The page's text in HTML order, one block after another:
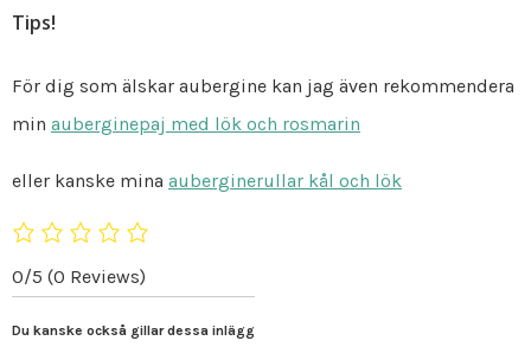
Tips!
För dig som älskar aubergine kan jag även rekommendera
min auberginepaj med lök och rosmarin
eller kanske mina auberginerullar kål och lök
0/5 (0 Reviews)
Du kanske också gillar dessa inlägg